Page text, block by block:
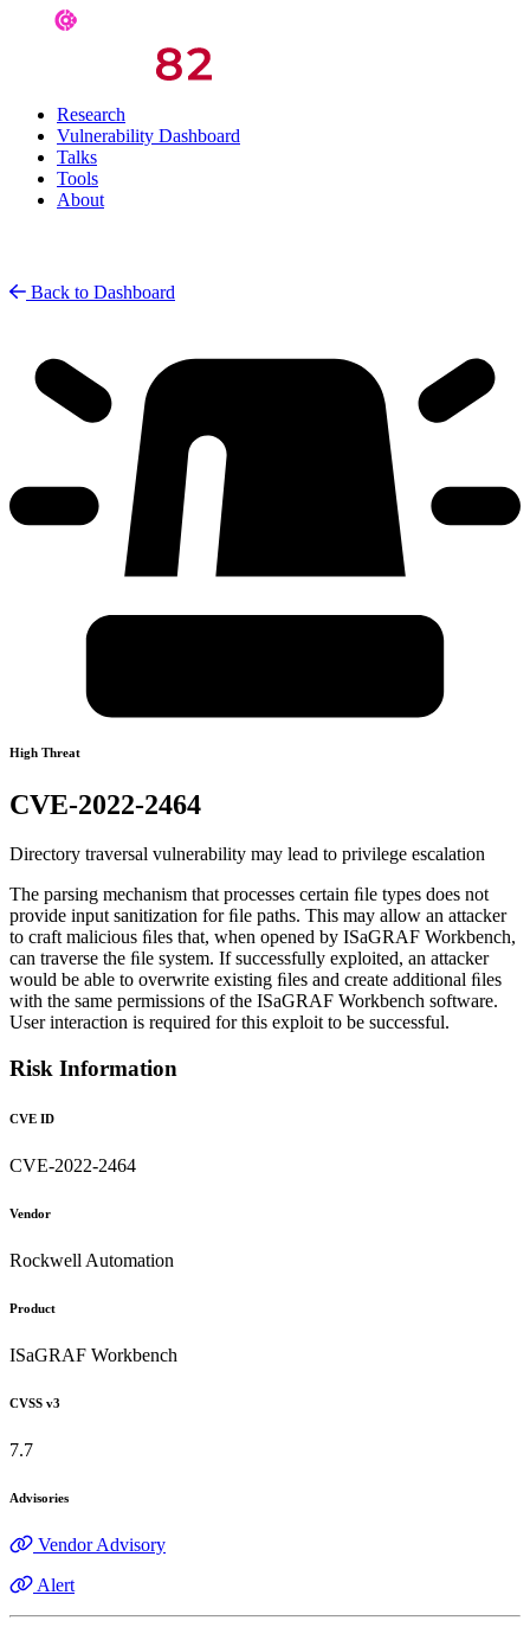
Research
Vulnerability Dashboard
Talks
Tools
About
Back to Dashboard
High Threat
CVE-2022-2464
Directory traversal vulnerability may lead to privilege escalation
The parsing mechanism that processes certain ﬁle types does not
provide input sanitization for ﬁle paths. This may allow an attacker
to craft malicious ﬁles that, when opened by ISaGRAF Workbench,
can traverse the ﬁle system. If successfully exploited, an attacker
would be able to overwrite existing ﬁles and create additional ﬁles
with the same permissions of the ISaGRAF Workbench software.
User interaction is required for this exploit to be successful.
Risk Information
CVE ID
CVE-2022-2464
Vendor
Rockwell Automation
Product
ISaGRAF Workbench
CVSS v3
7.7
Advisories
Vendor Advisory
Alert